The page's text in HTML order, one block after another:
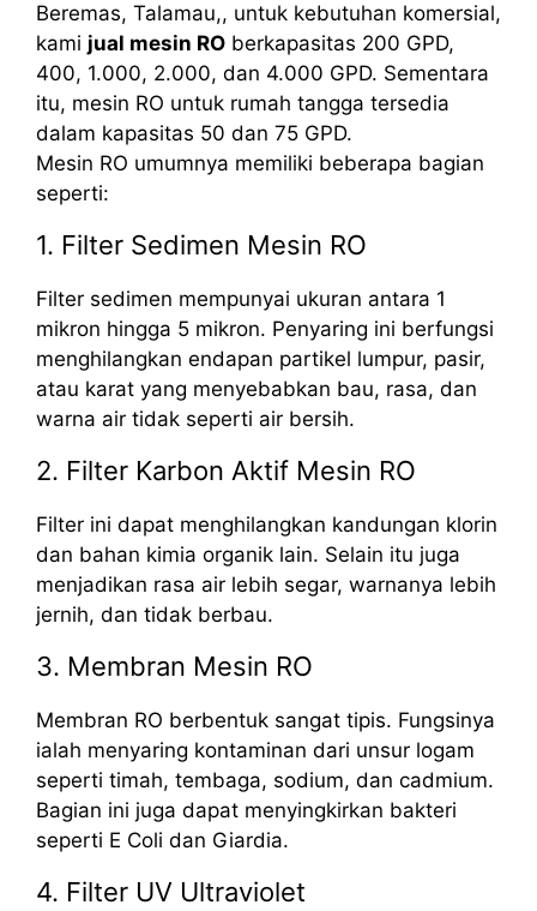
Beremas, Talamau,, untuk kebutuhan komersial,
kami jual mesin RO berkapasitas 200 GPD,
400, 1.000, 2.000, dan 4.000 GPD. Sementara
itu, mesin RO untuk rumah tangga tersedia
dalam kapasitas 50 dan 75 GPD.
Mesin RO umumnya memiliki beberapa bagian
seperti:
1. Filter Sedimen Mesin RO
Filter sedimen mempunyai ukuran antara 1
mikron hingga 5 mikron. Penyaring ini berfungsi
menghilangkan endapan partikel lumpur, pasir,
atau karat yang menyebabkan bau, rasa, dan
warna air tidak seperti air bersih.
2. Filter Karbon Aktif Mesin RO
Filter ini dapat menghilangkan kandungan klorin
dan bahan kimia organik lain. Selain itu juga
menjadikan rasa air lebih segar, warnanya lebih
jernih, dan tidak berbau.
3. Membran Mesin RO
Membran RO berbentuk sangat tipis. Fungsinya
ialah menyaring kontaminan dari unsur logam
seperti timah, tembaga, sodium, dan cadmium.
Bagian ini juga dapat menyingkirkan bakteri
seperti E Coli dan Giardia.
4. Filter UV Ultraviolet